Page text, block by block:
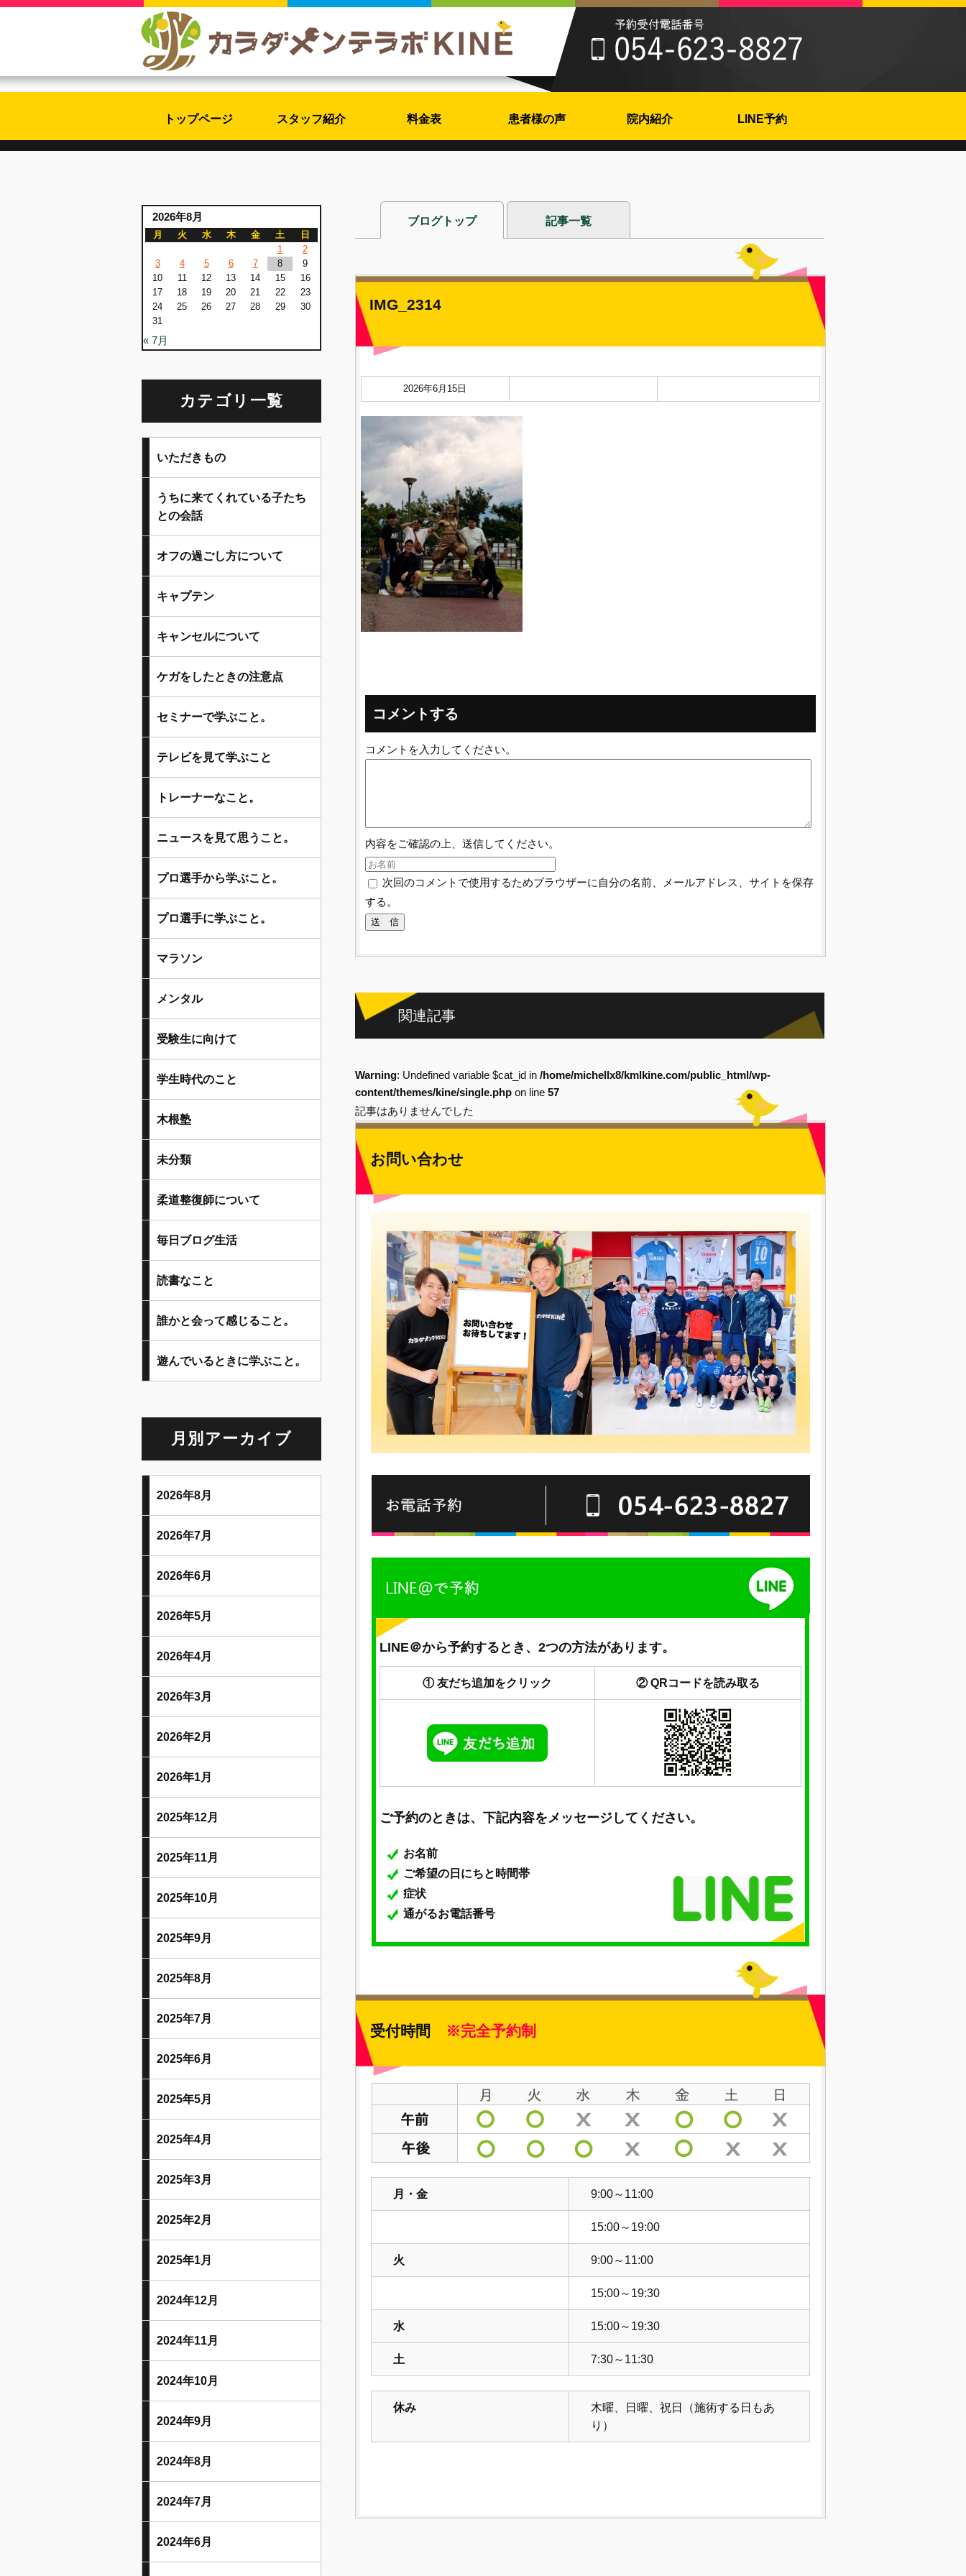
トップページ スタッフ紹介 料金表 患者様の声 院内紹介 LINE予約
ブログトップ 記事一覧
IMG_2314
2026年6月15日
コメントする
コメントを入力してください。
内容をご確認の上、送信してください。
次回のコメントで使用するためブラウザーに自分の名前、メールアドレス、サイトを保存
する。
関連記事
Warning: Undefined variable $cat_id in /home/michellx8/kmlkine.com/public_html/wp-
content/themes/kine/single.php on line 57
記事はありませんでした
お問い合わせ
LINE＠から予約するとき、2つの方法があります。
① 友だち追加をクリック ② QRコードを読み取る
ご予約のときは、下記内容をメッセージしてください。
お名前
ご希望の日にちと時間帯
症状
通がるお電話番号
受付時間 ※完全予約制
月・金 9:00～11:00
15:00～19:00
火 9:00～11:00
15:00～19:30
水 15:00～19:30
土 7:30～11:30
休み
木曜、日曜、祝日（施術する日もあ
り）
2026年8月
月 火 水 木 金 土
日
1
2
3
4 5 6 7 8
9
10
11 12 13 14 15
16
17
18 19 20 21 22
23
24
25 26 27 28 29
30
31
« 7月
カテゴリ一覧
いただきもの
うちに来てくれている子たち
との会話
オフの過ごし方について
キャプテン
キャンセルについて
ケガをしたときの注意点
セミナーで学ぶこと。
テレビを見て学ぶこと
トレーナーなこと。
ニュースを見て思うこと。
プロ選手から学ぶこと。
プロ選手に学ぶこと。
マラソン
メンタル
受験生に向けて
学生時代のこと
木根塾
未分類
柔道整復師について
毎日ブログ生活
読書なこと
誰かと会って感じること。
遊んでいるときに学ぶこと。
月別アーカイブ
2026年8月
2026年7月
2026年6月
2026年5月
2026年4月
2026年3月
2026年2月
2026年1月
2025年12月
2025年11月
2025年10月
2025年9月
2025年8月
2025年7月
2025年6月
2025年5月
2025年4月
2025年3月
2025年2月
2025年1月
2024年12月
2024年11月
2024年10月
2024年9月
2024年8月
2024年7月
2024年6月